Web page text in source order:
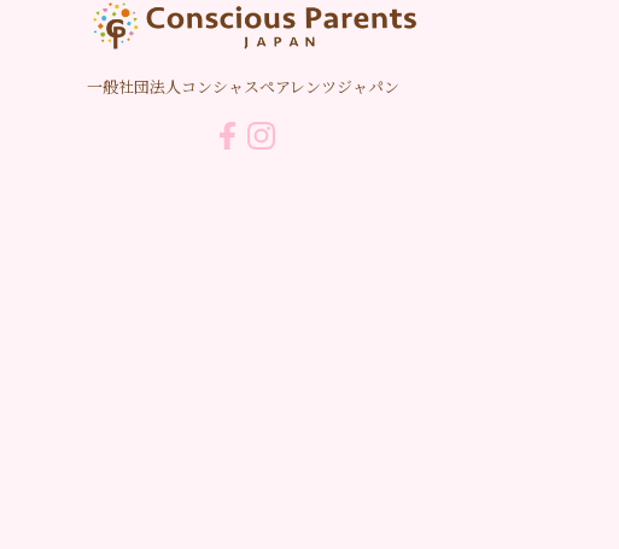
一般社団法人コンシャスペアレンツジャパン